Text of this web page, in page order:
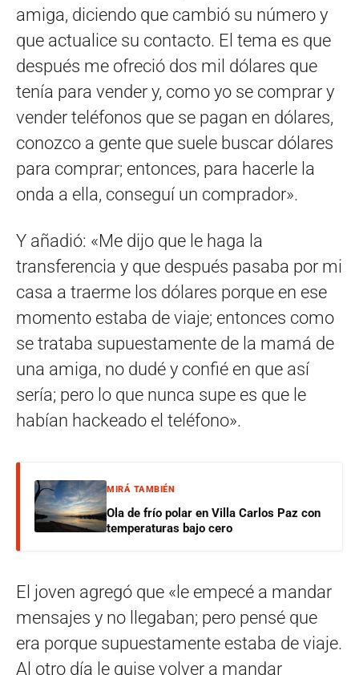
amiga, diciendo que cambió su número y
que actualice su contacto. El tema es que
después me ofreció dos mil dólares que
tenía para vender y, como yo se comprar y
vender teléfonos que se pagan en dólares,
conozco a gente que suele buscar dólares
para comprar; entonces, para hacerle la
onda a ella, conseguí un comprador».
Y añadió: «Me dijo que le haga la
transferencia y que después pasaba por mi
casa a traerme los dólares porque en ese
momento estaba de viaje; entonces como
se trataba supuestamente de la mamá de
una amiga, no dudé y confié en que así
sería; pero lo que nunca supe es que le
habían hackeado el teléfono».
MIRÁ TAMBIÉN
Ola de frío polar en Villa Carlos Paz con
temperaturas bajo cero
El joven agregó que «le empecé a mandar
mensajes y no llegaban; pero pensé que
era porque supuestamente estaba de viaje.
Al otro día le quise volver a mandar